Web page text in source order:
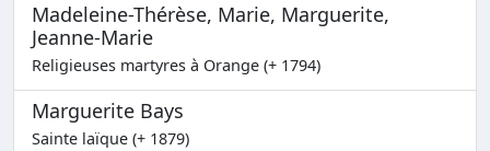
Madeleine-Thérèse, Marie, Marguerite,
Jeanne-Marie
Religieuses martyres à Orange (+ 1794)
Marguerite Bays
Sainte laïque (+ 1879)